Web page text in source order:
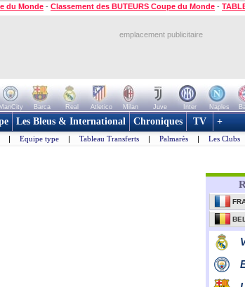
du Monde - Classement des BUTEURS Coupe du Monde -
emplacement publicitaire
ManCity Barca Real Atletico Milan Juve Inter Naples
Les Bleus & International Chroniques TV +
| Equipe type | Tableau Transferts | Palmarès | Les Clubs